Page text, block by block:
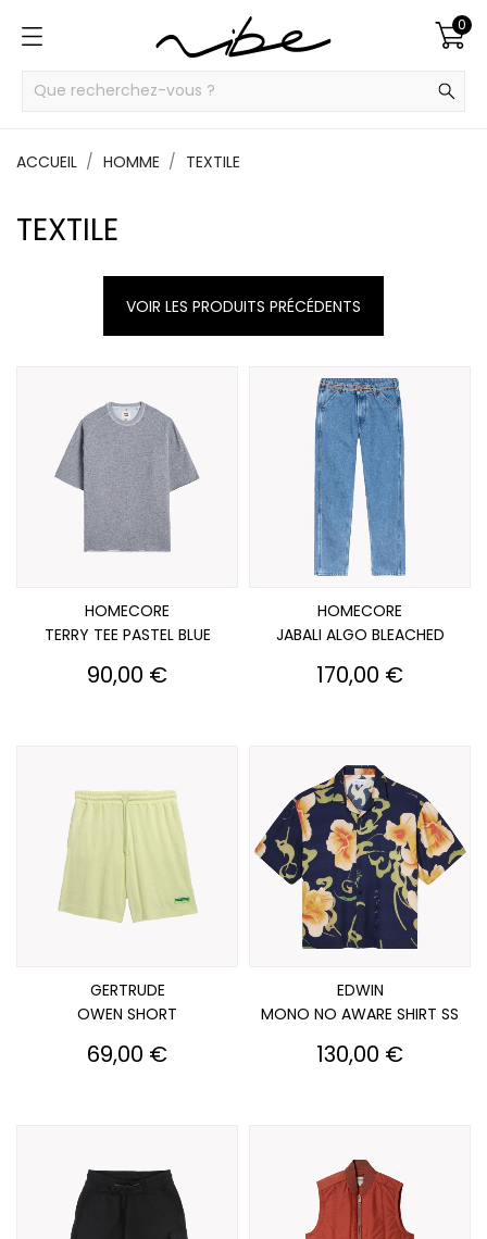
0
ACCUEIL HOMME TEXTILE
TEXTILE
VOIR LES PRODUITS PRÉCÉDENTS
HOMECORE
TERRY TEE PASTEL BLUE
Prix
90,00 €
HOMECORE
JABALI ALGO BLEACHED
Prix
170,00 €
GERTRUDE
OWEN SHORT
Prix
69,00 €
EDWIN
MONO NO AWARE SHIRT SS
Prix
130,00 €